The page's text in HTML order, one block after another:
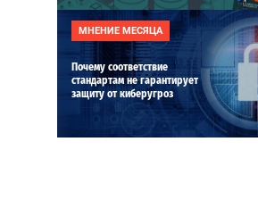
МНЕНИЕ МЕСЯЦА
Почему соответствие
стандартам не гарантирует
защиту от киберугроз